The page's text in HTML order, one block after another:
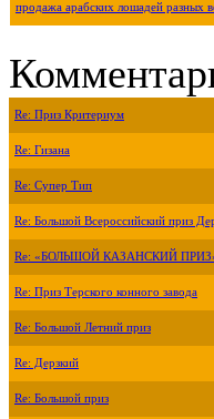
продажа арабских лошадей разных
Re: Приз Критериум
Re: Гизана
Re: Супер Тип
Re: Большой Всероссийский приз
Re: «БОЛЬШОЙ КАЗАНСКИЙ
Re: Приз Терского конного завода
Re: Большой Летний приз
Re: Дерзкий
Re: Большой приз